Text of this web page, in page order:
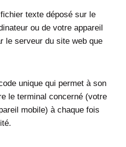
texte déposé sur le
ou de votre appareil
le serveur du site web que
unique qui permet à son
le terminal concerné (votre
mobile) à chaque fois